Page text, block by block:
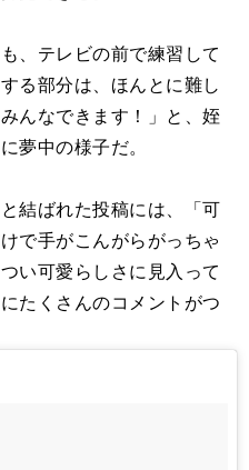
、テレビの前で練習して
る部分は、ほんとに難し
んなできます！」と、姪
夢中の様子だ。
結ばれた投稿には、「可
で手がこんがらがっちゃ
い可愛らしさに見入って
たくさんのコメントがつ